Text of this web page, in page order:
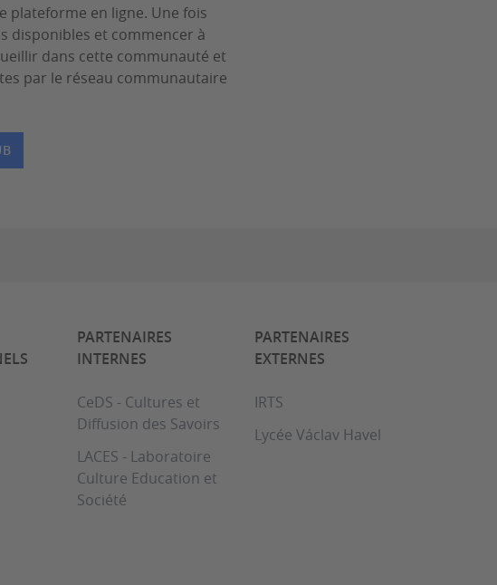
plateforme en ligne. Une fois
disponibles et commencer à
dans cette communauté et
par le réseau communautaire
PARTENAIRES
INTERNES
CeDS - Cultures et
Diffusion des Savoirs
LACES - Laboratoire
Culture Education et
Société
PARTENAIRES
EXTERNES
IRTS
Lycée Václav Havel